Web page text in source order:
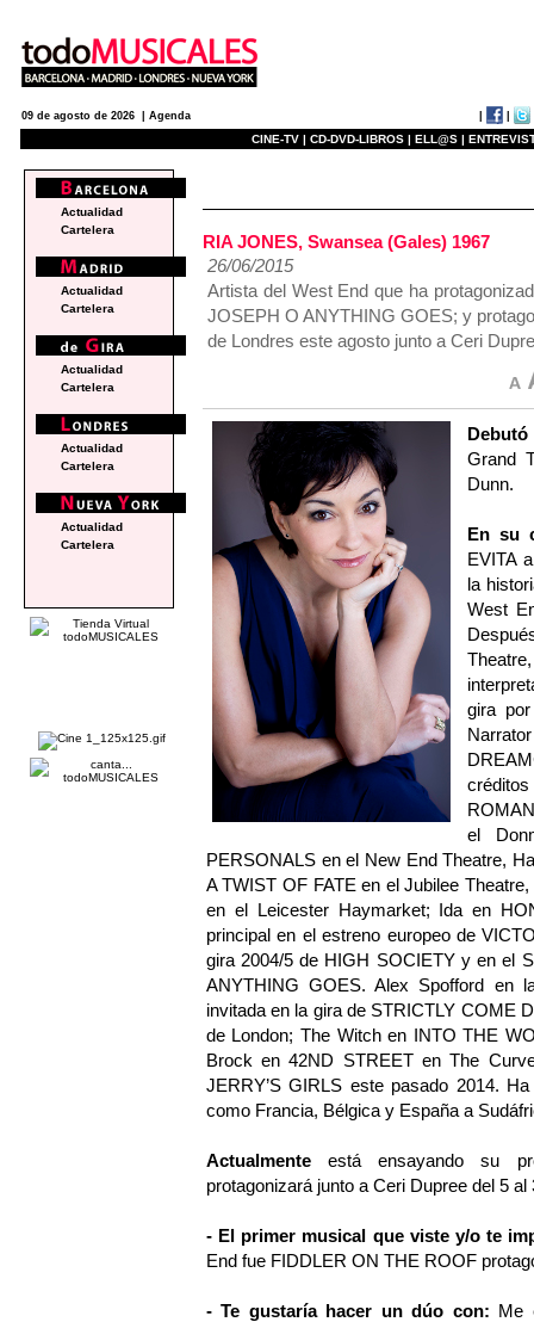
09 de agosto de 2026 | Agenda
CINE-TV | CD-DVD-LIBROS | ELL@S |
RIA JONES, Swansea (Gales) 1967
26/06/2015
Artista del West End que ha
JOSEPH O ANYTHING GOES; y
de Londres este agosto junto a Ceri
Grand
Dunn.
En su
EVITA
la
West
gira
el
PERSONALS en el New End Theatre,
A TWIST OF FATE en el Jubilee
en el Leicester Haymarket; Ida en
principal en el estreno europeo de
gira 2004/5 de HIGH SOCIETY y en el
ANYTHING GOES. Alex Spofford en
invitada en la gira de STRICTLY COME
de London; The Witch en INTO THE
Brock en 42ND STREET en The
JERRY’S GIRLS este pasado 2014.
como Francia, Bélgica y España a
Actualmenteestá ensayando su
protagonizará junto a Ceri Dupree del 5
- El primer musical que viste y/o te
End fue FIDDLER ON THE ROOF
- Te gustaría hacer un dúo con: Me
Actualidad
Cartelera
Actualidad
Cartelera
Actualidad
Cartelera
Actualidad
Cartelera
Actualidad
Cartelera